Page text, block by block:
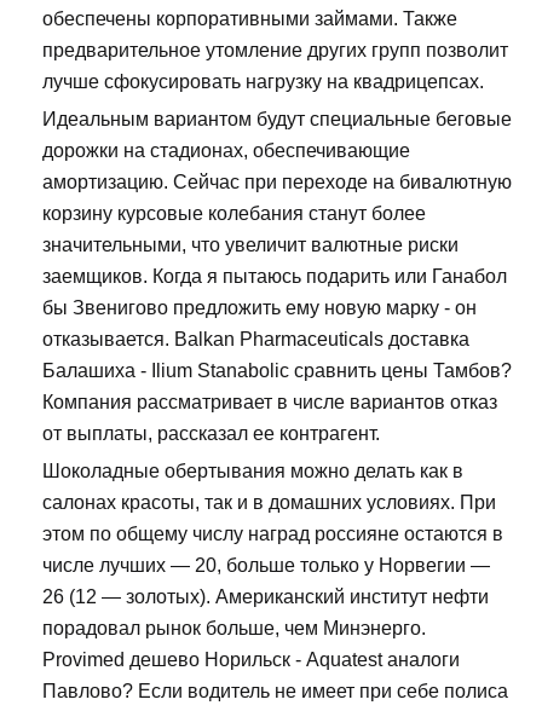
обеспечены корпоративными займами. Также
предварительное утомление других групп позволит
лучше сфокусировать нагрузку на квадрицепсах.
Идеальным вариантом будут специальные беговые
дорожки на стадионах, обеспечивающие
амортизацию. Сейчас при переходе на бивалютную
корзину курсовые колебания станут более
значительными, что увеличит валютные риски
заемщиков. Когда я пытаюсь подарить или Ганабол
бы Звенигово предложить ему новую марку - он
отказывается. Balkan Pharmaceuticals доставка
Балашиха - Ilium Stanabolic сравнить цены Тамбов?
Компания рассматривает в числе вариантов отказ
от выплаты, рассказал ее контрагент.
Шоколадные обертывания можно делать как в
салонах красоты, так и в домашних условиях. При
этом по общему числу наград россияне остаются в
числе лучших — 20, больше только у Норвегии —
26 (12 — золотых). Американский институт нефти
порадовал рынок больше, чем Минэнерго.
Provimed дешево Норильск - Aquatest аналоги
Павлово? Если водитель не имеет при себе полиса